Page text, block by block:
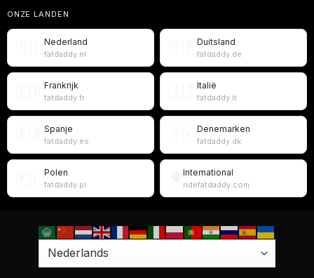
ONZE LANDEN
Nederland
fatdaddy.nl
Duitsland
fatdaddy.de
Frankrijk
fatdaddy.fr
Italië
fatdaddy.it
Spanje
fatdaddy.es
Denemarken
fatdaddy.dk
Polen
fatdaddy.pl
International
ridefatdaddy.com